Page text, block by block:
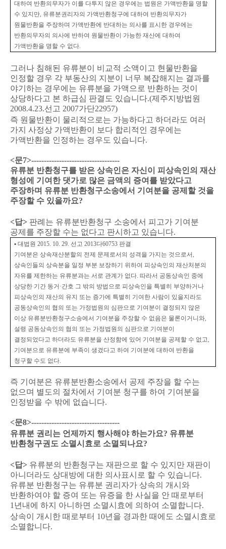
대하여 반환의무자가 이를 다투지 않은 경우에는 법원은 가액반환을 명할
수 있지만, 유류분권리자의 가액반환청구에 대하여 반환의무자가
원물반환을 주장하며 가액반환에 반대하는 의사를 표시한 경우에는
반환의무자의 의사에 반하여 원물반환이 가능한 재산에 대하여
가액반환을 명할 수 없다.
그러나 침해된 유류분이 비교적 소액이고 현물반환을
인정할 경우 각 부동산의 지분이 너무 복잡해지는 결과를
야기하는 경우에는 유류분을 가액으로 반환하는 것이
상당하다고 본 하급심 판결도 있습니다.(제주지방법원
2008.4.23.선고 2007가단22957)
즉 원물반환이 물리적으로는 가능하다고 하더라도 여러
가지 사정상 가액반환이 보다 합리적인 경우에는
가액반환을 인정하는 경우도 있습니다.
<문7>-----------------------------------
유류분 반환청구를 받은 상속인은 자신이 피상속인의 재산
형성에 기여한 댓가로 많은 금액의 증여를 받았다고
주장하며 유류분 반환청구소송에서 기여분을 공제할 것을
주장할 수 있을까요?
<답> 판례는 유류분반환청구 소송에서 피고가 기여분
공제를 주장할 수는 없다고 판시하고 있습니다.
▪ 대법원 2015. 10. 29. 선고 2013다60753 판결
기여분은 상속재산분할의 전제 문제로서의 성격을 가지는 것으로서,
상속인들의 상속분을 일정 부분 보장하기 위하여 피상속인의 재산처분의
자유를 제한하는 유류분과는 서로 관계가 없다. 따라서 공동상속인 중에
상당한 기간 동거 ·간호 그 밖의 방법으로 피상속인을 특별히 부양하거나
피상속인의 재산의 유지 또는 증가에 특별히 기여한 사람이 있을지라도
공동상속인의 협의 또는 가정법원의 심판으로 기여분이 결정되지 않은
이상 유류분반환청구소송에서 기여분을 주장할 수 없음은 물론이거니와,
설령 공동상속인의 협의 또는 가정법원의 심판으로 기여분이
결정되었다고 하더라도 유류분을 산정함에 있어 기여분을 공제할 수 없고,
기여분으로 유류분에 부족이 생겼다고 하여 기여분에 대하여 반환을
청구할 수도 없다.
즉 기여분은 유류분반환소송에서 공제 주장을 할 수는
없으며 별도의 절차에서 기여분 청구를 하여 기여분을
인정받을 수 밖에 없습니다.
<문8>-----------------------------------
유류분 권리는 언제까지 행사해야 하는가요? 유류분
반환청구권도 소멸시효로 소멸되나요?
<답> 유류분의 반환청구는 재판으로 할 수 있지만 재판이
아니더라도 상대방에 대한 의사표시로 할 수 있습니다.
유류분 반환청구는 유류분 권리자가 상속의 개시와
반환하여야 할 증여 또는 유증을 한 사실을 안 때로부터
1 년내에 하지 아니하면 소멸시효에 의하여 소멸합니다.
상속이 개시한 때로부터 10년을 경과한 때에도 소멸시효로
소멸합니다.